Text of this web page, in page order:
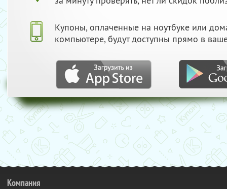
Купоны, оплаченные на ноутбуке или
компьютере, будут доступны прямо в
Компания